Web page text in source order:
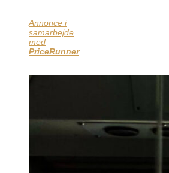
Annonce i
samarbejde
med
PriceRunner